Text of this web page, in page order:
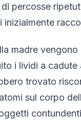
percosse
inizialmente
madre
i lividi a
trovato
sul corpo